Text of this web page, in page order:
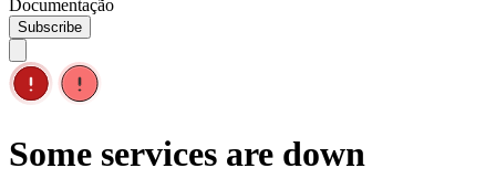
Documentação
Subscribe
Some services are down